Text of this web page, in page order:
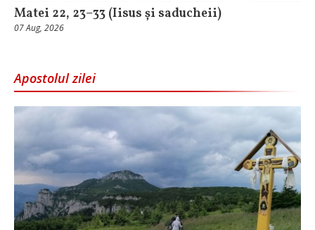
Matei 22, 23–33 (Iisus și saducheii)
07 Aug, 2026
Apostolul zilei